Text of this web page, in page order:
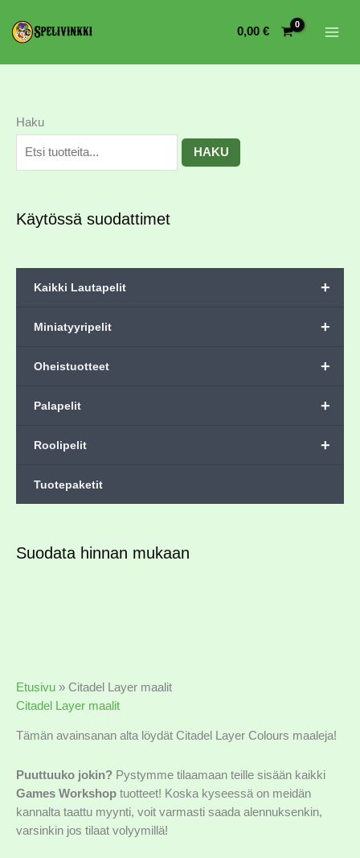
0,00 €
Haku
HAKU
Käytössä suodattimet
+
Kaikki Lautapelit
+
Miniatyyripelit
+
Oheistuotteet
+
Palapelit
+
Roolipelit
Tuotepaketit
Suodata hinnan mukaan
Etusivu » Citadel Layer maalit
Citadel Layer maalit
Tämän avainsanan alta löydät Citadel Layer Colours maaleja!
Puuttuuko jokin? Pystymme tilaamaan teille sisään kaikki
Games Workshop tuotteet! Koska kyseessä on meidän
kannalta taattu myynti, voit varmasti saada alennuksenkin,
varsinkin jos tilaat volyymillä!